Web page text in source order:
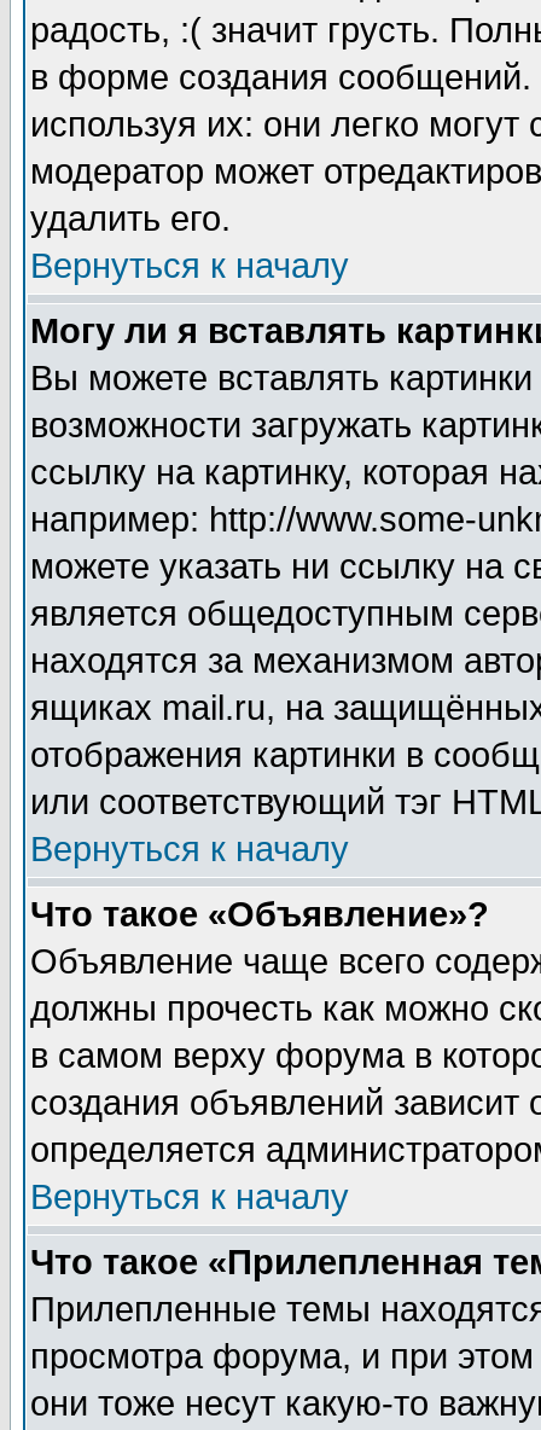
радость, :( значит грусть.
в форме создания сообщений.
используя их: они легко
модератор может
удалить его.
Вернуться к началу
Могу ли я вставлять
Вы можете вставлять
возможности загружать
ссылку на картинку, которая
например: http://www.some-
можете указать ни ссылку на
является общедоступным
находятся за механизмом
ящиках mail.ru, на
отображения картинки в
или соответствующий тэг
Вернуться к началу
Что такое «Объявление»?
Объявление чаще всего
должны прочесть как можно
в самом верху форума в
создания объявлений зависит
определяется
Вернуться к началу
Что такое «Прилепленная
Прилепленные темы
просмотра форума, и при
они тоже несут какую-то